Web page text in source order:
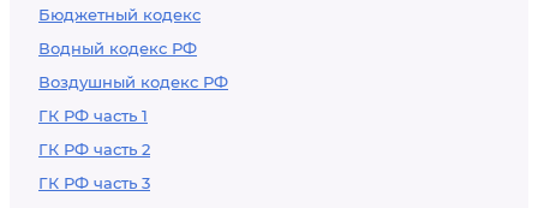
Бюджетный кодекс
Водный кодекс РФ
Воздушный кодекс РФ
ГК РФ часть 1
ГК РФ часть 2
ГК РФ часть 3